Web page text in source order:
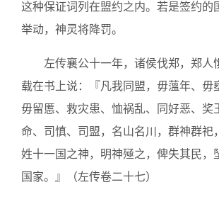
这种保证词列在盟约之内。若是签约的
举动，神灵将降罚。
左传襄公十一年，诸侯伐郑，郑人
载在书上说：『凡我同盟，毋薀年、毋
毋留慝、救灾患、恤祸乱、同好恶、奖
命、司慎、司盟，名山名川，群神群祀
姓十一国之神，明神殛之，俾失其民，
国家。』（左传卷二十七）